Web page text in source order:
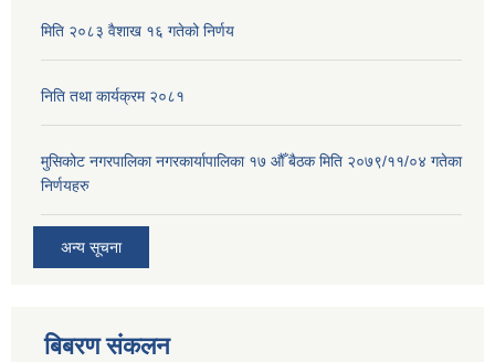
मिति २०८३ वैशाख १६ गतेको निर्णय
निति तथा कार्यक्रम २०८१
मुसिकोट नगरपालिका नगरकार्यापालिका १७ औँ बैठक मिति २०७९/११/०४ गतेका
निर्णयहरु
अन्य सूचना
बिबरण संकलन